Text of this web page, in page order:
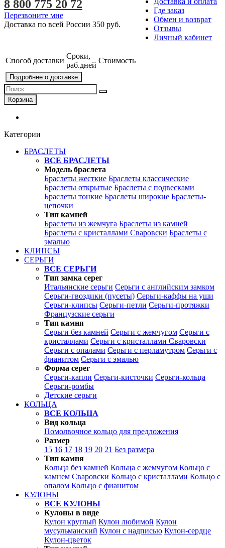
Где заказ
Обмен и возврат
Отзывы
Личный кабинет
8 800 775 20 72
Перезвоните мне
Доставка по всей России 350 руб.
Способ доставки
Сроки,
раб.дней
Стоимость
Подробнее о доставке
Корзина
Категории
БРАСЛЕТЫ
ВСЕ БРАСЛЕТЫ
Модель браслета
Браслеты жесткие Браслеты классические
Браслеты открытые Браслеты с подвесками
Браслеты тонкие Браслеты широкие Браслеты-
цепочки
Тип камней
Браслеты из жемчуга Браслеты из камней
Браслеты с кристаллами Сваровски Браслеты с
эмалью
КЛИПСЫ
СЕРЬГИ
ВСЕ СЕРЬГИ
Тип замка серег
Итальянские серьги Серьги с английским замком
Серьги-гвоздики (пусеты) Серьги-каффы на уши
Серьги-клипсы Серьги-петли Серьги-протяжки
Французские серьги
Тип камня
Серьги без камней Серьги с жемчугом Серьги с
кристаллами Серьги с кристаллами Сваровски
Серьги с опалами Серьги с перламутром Серьги с
фианитом Серьги с эмалью
Форма серег
Серьги-капли Серьги-кисточки Серьги-кольца
Серьги-ромбы
Детские серьги
КОЛЬЦА
ВСЕ КОЛЬЦА
Вид кольца
Помолвочное кольцо для предложения
Размер
15 16 17 18 19 20 21 Без размера
Тип камня
Кольца без камней Кольца с жемчугом Кольцо с
камнем Сваровски Кольцо с кристаллами Кольцо с
опалом Кольцо с фианитом
КУЛОНЫ
ВСЕ КУЛОНЫ
Кулоны в виде
Кулон круглый Кулон любимой Кулон
мусульманский Кулон с надписью Кулон-сердце
Кулон-цветок